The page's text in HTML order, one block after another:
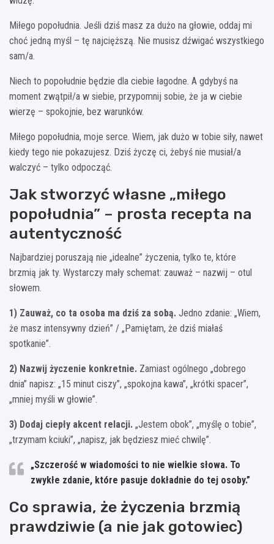
Miłego popołudnia. Jeśli dziś masz za dużo na głowie, oddaj mi
choć jedną myśl – tę najcięższą. Nie musisz dźwigać wszystkiego
sam/a.
Niech to popołudnie będzie dla ciebie łagodne. A gdybyś na
moment zwątpił/a w siebie, przypomnij sobie, że ja w ciebie
wierzę – spokojnie, bez warunków.
Miłego popołudnia, moje serce. Wiem, jak dużo w tobie siły, nawet
kiedy tego nie pokazujesz. Dziś życzę ci, żebyś nie musiał/a
walczyć – tylko odpocząć.
Jak stworzyć własne „miłego
popołudnia” – prosta recepta na
autentyczność
Najbardziej poruszają nie „idealne” życzenia, tylko te, które
brzmią jak ty. Wystarczy mały schemat: zauważ – nazwij – otul
słowem.
1) Zauważ, co ta osoba ma dziś za sobą. Jedno zdanie: „Wiem,
że masz intensywny dzień” / „Pamiętam, że dziś miałaś
spotkanie”.
2) Nazwij życzenie konkretnie. Zamiast ogólnego „dobrego
dnia” napisz: „15 minut ciszy”, „spokojna kawa”, „krótki spacer”,
„mniej myśli w głowie”.
3) Dodaj ciepły akcent relacji. „Jestem obok”, „myślę o tobie”,
„trzymam kciuki”, „napisz, jak będziesz mieć chwilę”.
„Szczerość w wiadomości to nie wielkie słowa. To
zwykłe zdanie, które pasuje dokładnie do tej osoby.”
Co sprawia, że życzenia brzmią
prawdziwie (a nie jak gotowiec)